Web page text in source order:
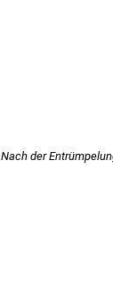
Nach der